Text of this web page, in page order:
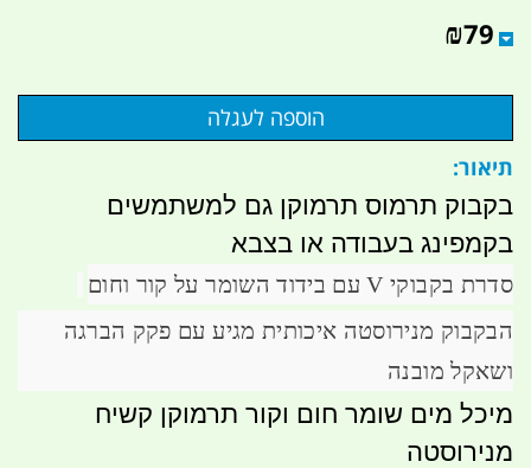
₪79
תיאור:
בקבוק תרמוס תרמוקן גם למשתמשים
בקמפינג בעבודה או בצבא
סדרת בקבוקי V עם בידוד השומר על קור וחום
הבקבוק מנירוסטה איכותית מגיע עם פקק הברגה
ושאקל מובנה
מיכל מים שומר חום וקור תרמוקן קשיח
מנירוסטה